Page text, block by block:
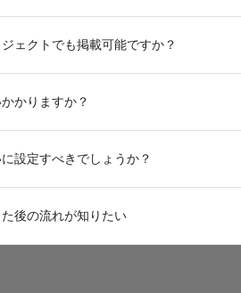
ェクトでも掲載可能ですか？
かりますか？
設定すべきでしょうか？
後の流れが知りたい